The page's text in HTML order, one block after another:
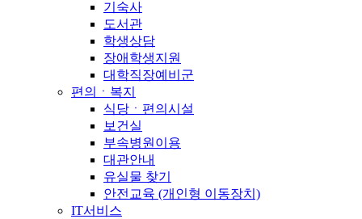
기숙사
도서관
학생상담
장애학생지원
대학직장예비군
편의ㆍ복지
식당ㆍ편의시설
보건실
부속병원이용
대관안내
유실물 찾기
안전교육 (개인형 이동장치)
IT서비스